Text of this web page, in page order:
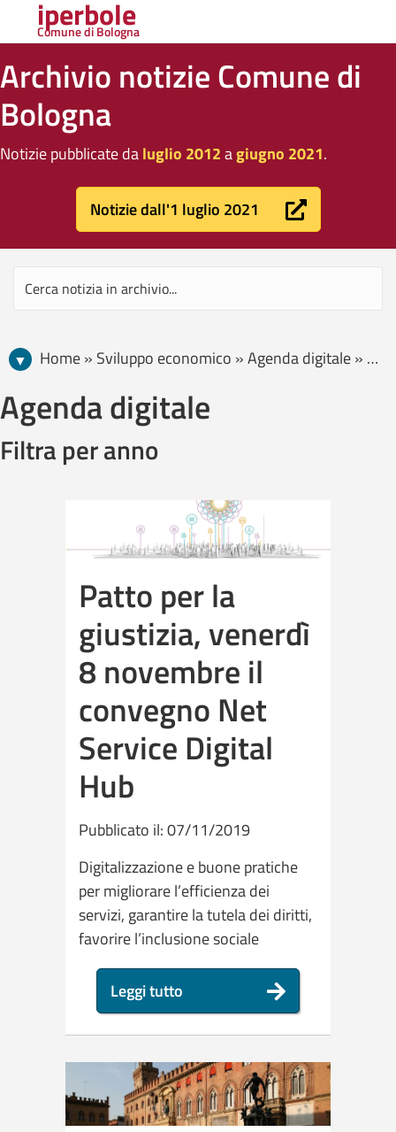
iperbole
Comune di Bologna
Archivio notizie Comune di
Bologna
Notizie pubblicate daluglio 2012agiugno 2021.
Notizie dall'1 luglio 2021
Home » Sviluppo economico » Agenda digitale » Pagina 3
Agenda digitale
Filtra per anno
Patto per la
giustizia, venerdì
8 novembre il
convegno Net
Service Digital
Hub
Pubblicato il: 07/11/2019
Digitalizzazione e buone pratiche
per migliorare l’efficienza dei
servizi, garantire la tutela dei diritti,
favorire l’inclusione sociale
Leggi tutto